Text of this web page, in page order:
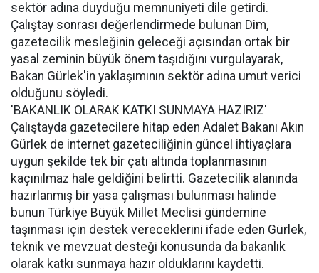
sektör adına duyduğu memnuniyeti dile getirdi.
Çalıştay sonrası değerlendirmede bulunan Dim,
gazetecilik mesleğinin geleceği açısından ortak bir
yasal zeminin büyük önem taşıdığını vurgulayarak,
Bakan Gürlek'in yaklaşımının sektör adına umut verici
olduğunu söyledi.
'BAKANLIK OLARAK KATKI SUNMAYA HAZIRIZ'
Çalıştayda gazetecilere hitap eden Adalet Bakanı Akın
Gürlek de internet gazeteciliğinin güncel ihtiyaçlara
uygun şekilde tek bir çatı altında toplanmasının
kaçınılmaz hale geldiğini belirtti. Gazetecilik alanında
hazırlanmış bir yasa çalışması bulunması halinde
bunun Türkiye Büyük Millet Meclisi gündemine
taşınması için destek vereceklerini ifade eden Gürlek,
teknik ve mevzuat desteği konusunda da bakanlık
olarak katkı sunmaya hazır olduklarını kaydetti.